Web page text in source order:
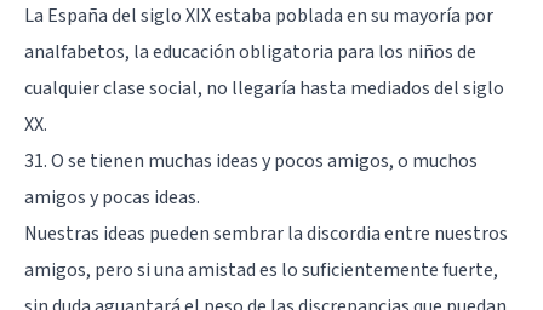
La España del siglo XIX estaba poblada en su mayoría por
analfabetos, la educación obligatoria para los niños de
cualquier clase social, no llegaría hasta mediados del siglo
XX.
31. O se tienen muchas ideas y pocos amigos, o muchos
amigos y pocas ideas.
Nuestras ideas pueden sembrar la discordia entre nuestros
amigos, pero si una amistad es lo suficientemente fuerte,